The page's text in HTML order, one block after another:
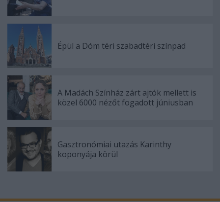
Épül a Dóm téri szabadtéri színpad
A Madách Színház zárt ajtók mellett is
közel 6000 nézőt fogadott júniusban
Gasztronómiai utazás Karinthy
koponyája körül